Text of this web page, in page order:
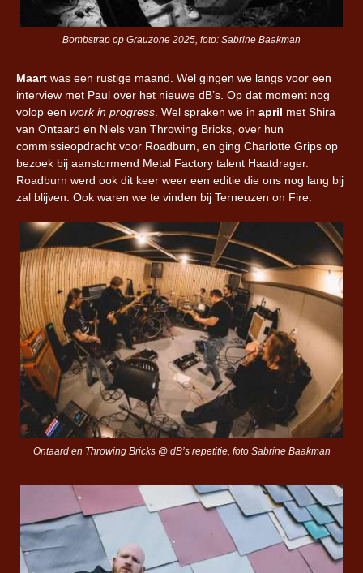
Bombstrap op Grauzone 2025, foto: Sabrine Baakman
Maart was een rustige maand. Wel gingen we langs voor een
interview met Paul over het nieuwe dB’s. Op dat moment nog
volop een work in progress. Wel spraken we in april met Shira
van Ontaard en Niels van Throwing Bricks, over hun
commissieopdracht voor Roadburn, en ging Charlotte Grips op
bezoek bij aanstormend Metal Factory talent Haatdrager.
Roadburn werd ook dit keer weer een editie die ons nog lang bij
zal blijven. Ook waren we te vinden bij Terneuzen on Fire.
Ontaard en Throwing Bricks @ dB’s repetitie, foto Sabrine Baakman